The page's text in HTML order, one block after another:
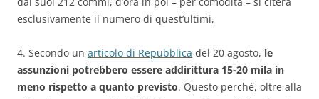
esclusivamente il numero di quest’ultimi,
4. Secondo un articolo di Repubblica del 20 agosto, le
assunzioni potrebbero essere addirittura 15-20 mila in
meno rispetto a quanto previsto. Questo perché, oltre alla